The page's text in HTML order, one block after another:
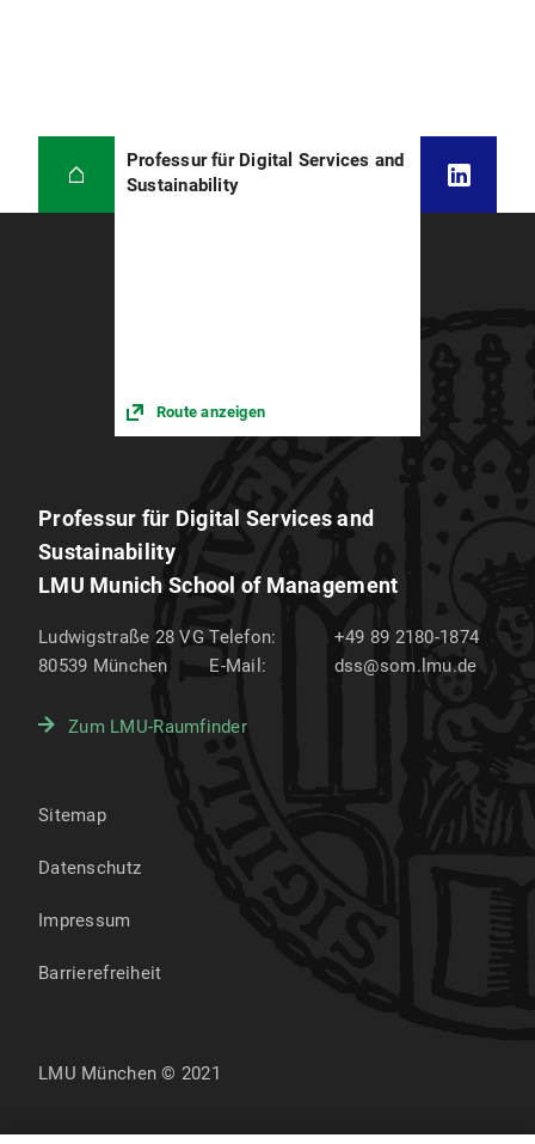
Professur für Digital Services and
Sustainability
Route anzeigen
Professur für Digital Services and
Sustainability
LMU Munich School of Management
Ludwigstraße 28 VG
80539 München
Telefon:
+49 89 2180-1874
E-Mail:
dss@som.lmu.de
Zum LMU-Raumfinder
Sitemap
Datenschutz
Impressum
Barrierefreiheit
LMU München © 2021